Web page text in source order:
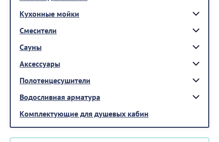
Кухонные мойки
Смесители
Сауны
Аксессуары
Полотенцесушители
Водосливная арматура
Комплектующие для душевых кабин